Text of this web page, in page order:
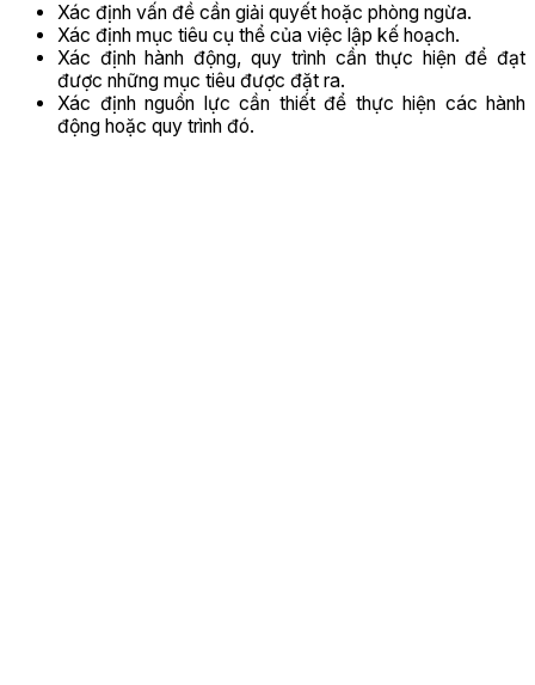
Xác định vấn đề cần giải quyết hoặc phòng ngừa.
Xác định mục tiêu cụ thể của việc lập kế hoạch.
Xác định hành động, quy trình cần thực hiện để đạt
được những mục tiêu được đặt ra.
Xác định nguồn lực cần thiết để thực hiện các hành
động hoặc quy trình đó.